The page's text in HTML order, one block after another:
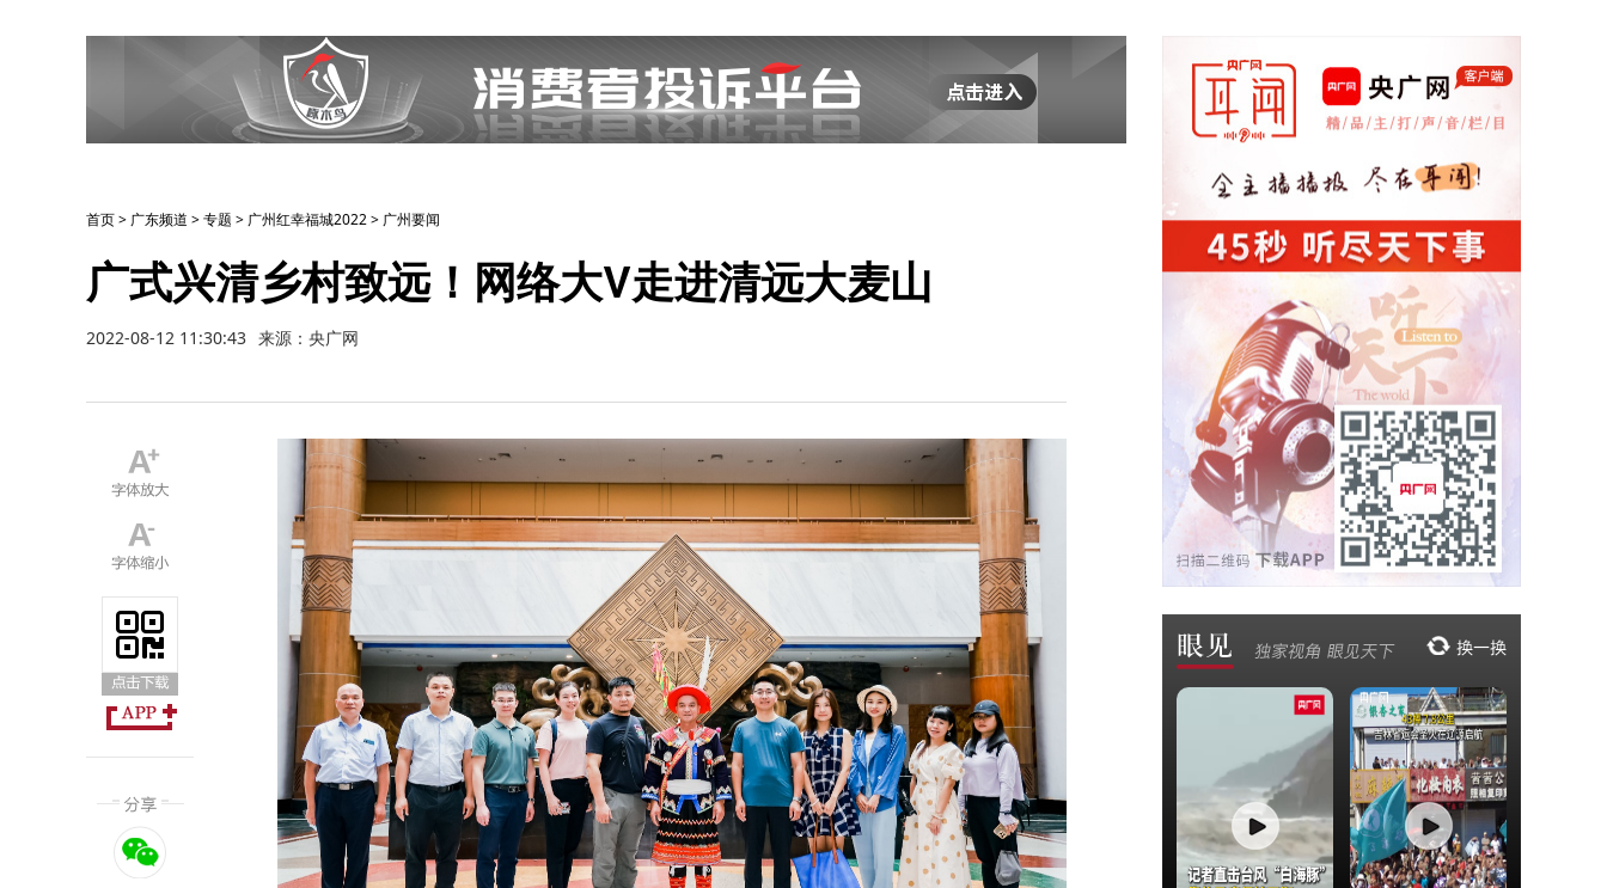
首页> 广东频道 >专题 > 广州红幸福城2022> 广州要闻
广式兴清乡村致远！网络大V走进清远大麦山
2022-08-12 11:30:43 来源：央广网